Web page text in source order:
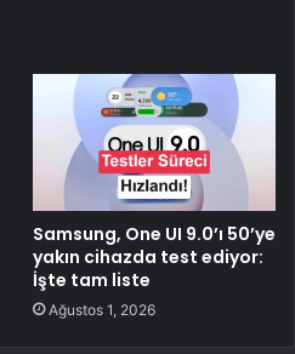
Samsung, One UI 9.0’ı 50’ye
yakın cihazda test ediyor:
İşte tam liste
Ağustos 1, 2026